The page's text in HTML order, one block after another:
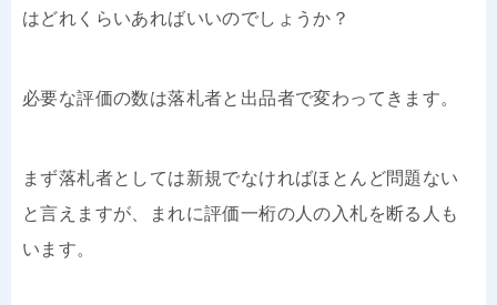
はどれくらいあればいいのでしょうか？
必要な評価の数は落札者と出品者で変わってきます。
まず落札者としては新規でなければほとんど問題ない
と言えますが、まれに評価一桁の人の入札を断る人も
います。